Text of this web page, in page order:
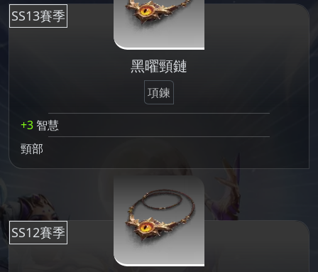
SS13賽季
黑曜頸鏈
項鍊
+3 智慧
頸部
SS12賽季